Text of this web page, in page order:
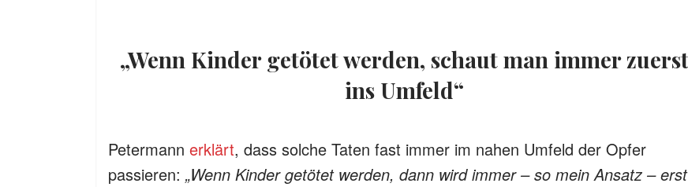
„Wenn Kinder getötet werden, schaut man immer zuerst
ins Umfeld“
Petermann erklärt, dass solche Taten fast immer im nahen Umfeld der Opfer
passieren: „Wenn Kinder getötet werden, dann wird immer – so mein Ansatz – erst